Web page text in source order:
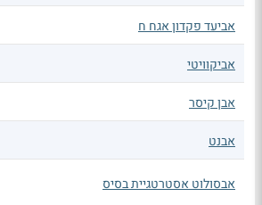
אביעד פקדון אגח ח
אביקוויטי
אבן קיסר
אבנט
אבסולוט אסטרטגיית בסיס